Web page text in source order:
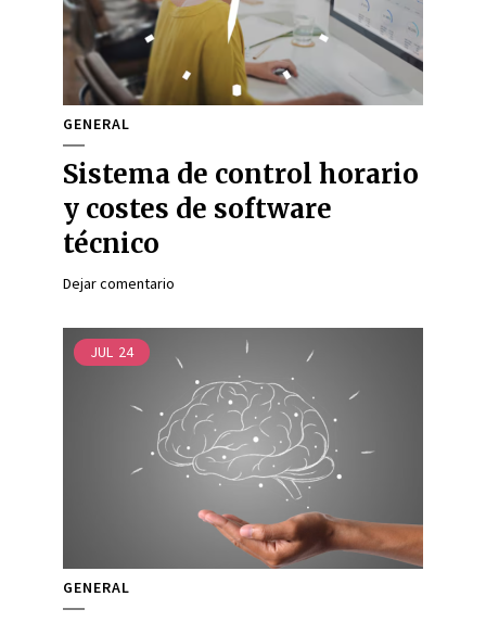
GENERAL
Sistema de control horario
y costes de software
técnico
Dejar comentario
JUL 24
GENERAL